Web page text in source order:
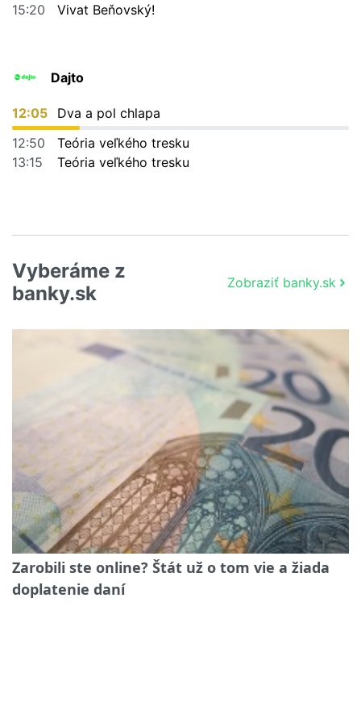
15:20
Vivat Beňovský!
Dajto
12:05
Dva a pol chlapa
12:50
Teória veľkého tresku
13:15
Teória veľkého tresku
Vyberáme z
banky.sk
Zobraziť banky.sk
Zarobili ste online? Štát už o tom vie a žiada
doplatenie daní